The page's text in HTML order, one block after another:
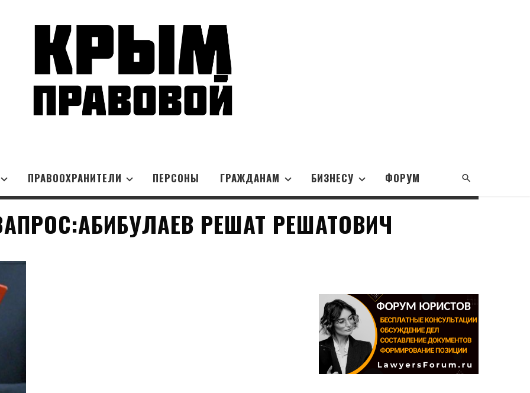
ПРАВООХРАНИТЕЛИ ПЕРСОНЫ ГРАЖДАНАМ БИЗНЕСУ ФОРУМ
РЕШАТ РЕШАТОВИЧ